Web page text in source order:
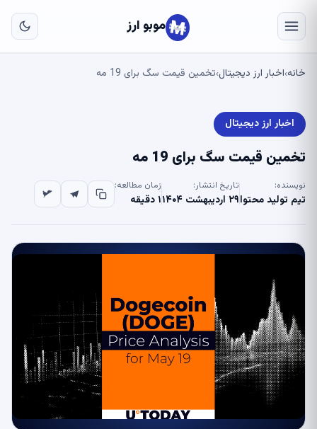
موبو ارز
خانه›اخبار ارز دیجیتال›تخمین قیمت سگ برای 19 مه
اخبار ارز دیجیتال
تخمین قیمت سگ برای 19 مه
نویسنده:
تیم تولید محتوا
تاریخ انتشار:
۲۹ اردیبهشت ۱۴۰۴
زمان مطالعه:
۱ دقیقه